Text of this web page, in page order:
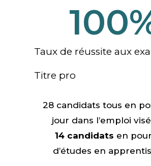
Taux de réussite aux
Titre pro
100
28 candidats tous en
jour dans l’emploi visé
14 candidats en
d’études en